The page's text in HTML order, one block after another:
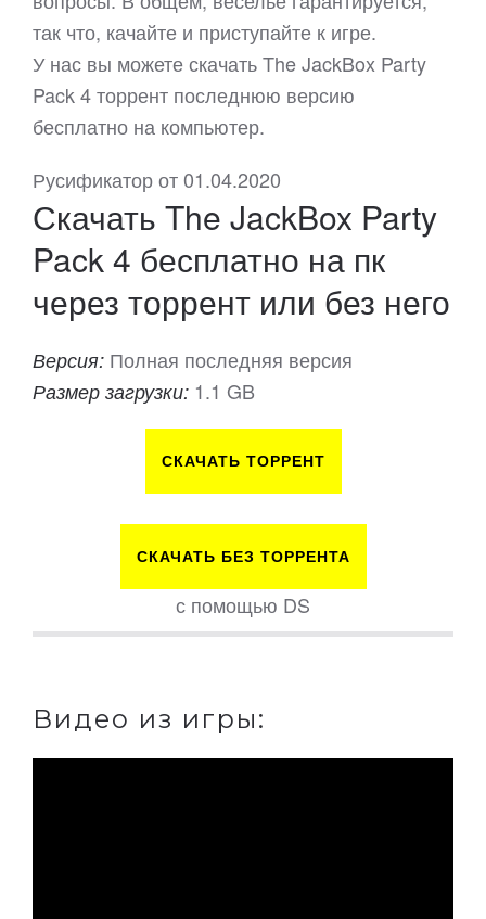
так что, качайте и приступайте к игре.
У нас вы можете скачать The JackBox Party
Pack 4 торрент последнюю версию
бесплатно на компьютер.
Русификатор от 01.04.2020
Скачать The JackBox Party
Pack 4 бесплатно на пк
через торрент или без него
Версия: Полная последняя версия
Размер загрузки: 1.1 GB
СКАЧАТЬ ТОРРЕНТ
СКАЧАТЬ БЕЗ ТОРРЕНТА
с помощью DS
Видео из игры: